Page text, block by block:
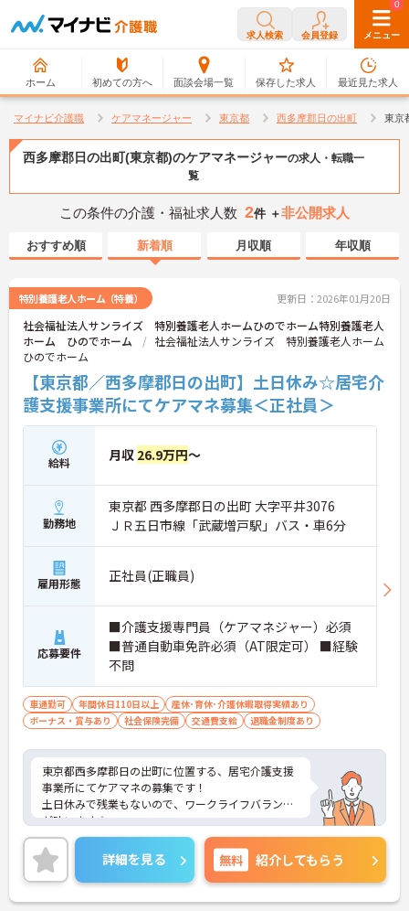
求人検索 会員登録 メニュー
ホーム 初めての方へ 面談会場一覧
0
保存した求人
0
最近見た求人
マイナビ介護職 ケアマネージャー 東京都 西多摩郡日の出町 東京
西多摩郡日の出町(東京都)のケアマネージャーの求人・転職一
覧
この条件の介護・福祉求人数 2件 ＋非公開求人
おすすめ順 新着順 月収順 年収順
特別養護老人ホーム（特養） 更新日：2026年01月20日
社会福祉法人サンライズ 特別養護老人ホームひのでホーム特別養護老人
ホーム ひのでホーム
社会福祉法人サンライズ 特別養護老人ホーム
ひのでホーム
【東京都／西多摩郡日の出町】土日休み☆居宅介
護支援事業所にてケアマネ募集＜正社員＞
給料 月収 26.9万円～
勤務地
東京都 西多摩郡日の出町 大字平井3076
ＪＲ五日市線「武蔵増戸駅」バス・車6分
雇用形態 正社員(正職員)
応募要件
■介護支援専門員（ケアマネジャー）必須
■普通自動車免許必須（AT限定可） ■経験
不問
車通勤可 年間休日110日以上
産休･育休･介護休暇取得実績あり
ボーナス・賞与あり
社会保険完備 交通費支給 退職金制度あり
東京都西多摩郡日の出町に位置する、居宅介護支援
事業所にてケアマネの募集です！
土日休みで残業もないので、ワークライフバランス
が叶います☆
また、マイカー通勤可能で無料駐車場もあるので、
通勤らくらくです♪
ご興味のある方には、面接対策ポイントなど、さら
に詳細をお話しいたしますのでお気軽にご相談くだ
さい！
詳細を見る 無料 紹介してもらう